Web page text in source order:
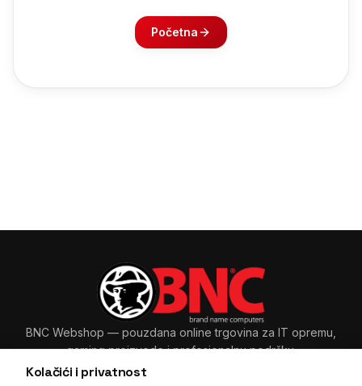
Kolačići i privatnost
Početna
BNC Webshop — pouzdana online trgovina za IT opremu,
gaming proizvode i profesionalnu podršku.